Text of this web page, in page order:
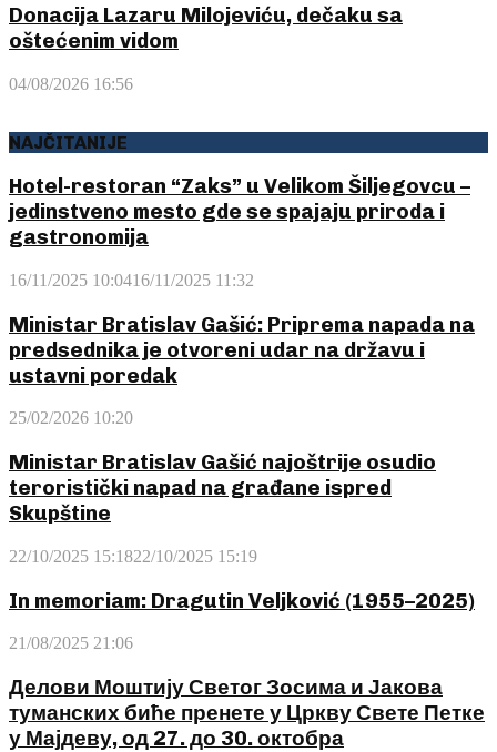
Donacija Lazaru Milojeviću, dečaku sa
oštećenim vidom
04/08/2026 16:56
NAJČITANIJE
Hotel-restoran “Zaks” u Velikom Šiljegovcu –
jedinstveno mesto gde se spajaju priroda i
gastronomija
16/11/2025 10:0416/11/2025 11:32
Ministar Bratislav Gašić: Priprema napada na
predsednika je otvoreni udar na državu i
ustavni poredak
25/02/2026 10:20
Ministar Bratislav Gašić najoštrije osudio
teroristički napad na građane ispred
Skupštine
22/10/2025 15:1822/10/2025 15:19
In memoriam: Dragutin Veljković (1955–2025)
21/08/2025 21:06
Делови Моштију Светог Зосима и Јакова
туманских биће пренете у Цркву Свете Петке
у Мајдеву, од 27. до 30. октобра